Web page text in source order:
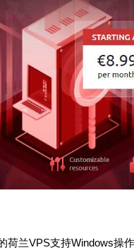
荷兰VPS支持Windows操